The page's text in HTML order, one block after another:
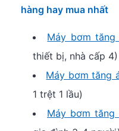
hàng hay mua nhất
Máy bơm tăng
thiết bị, nhà cấp 4)
Máy bơm tăng
1 trệt 1 lầu)
Máy bơm tăng